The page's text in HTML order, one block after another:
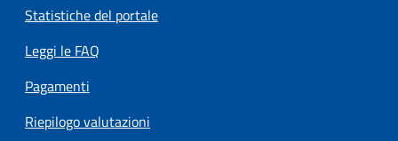
Statistiche del portale
Leggi le FAQ
Pagamenti
Riepilogo valutazioni